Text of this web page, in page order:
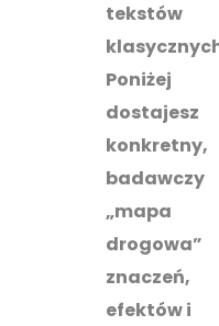
tekstów
Poniżej
dostajesz
konkretny,
badawczy
„mapa
drogowa”
znaczeń,
efektów i